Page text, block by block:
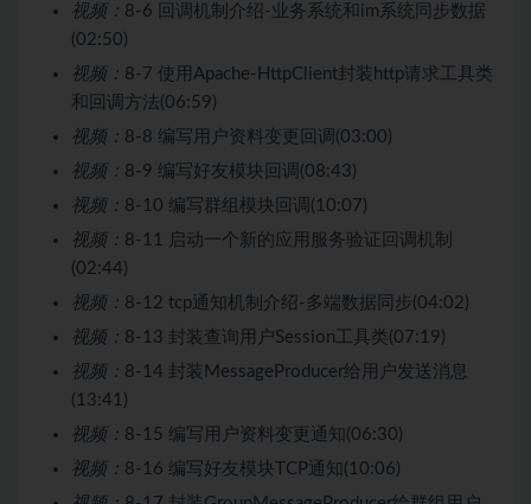
视频： 8-6 回调机制介绍-业务系统和im系统同步数据
(02:50)
视频： 8-7 使用Apache-HttpClient封装http请求工具类
和回调方法(06:59)
视频： 8-8 编写用户资料变更回调(03:00)
视频： 8-9 编写好友模块回调(08:43)
视频： 8-10 编写群组模块回调(10:07)
视频： 8-11 启动一个新的应用服务验证回调机制
(02:44)
视频： 8-12 tcp通知机制介绍-多端数据同步(04:02)
视频： 8-13 封装查询用户Session工具类(07:19)
视频： 8-14 封装MessageProducer给用户发送消息
(13:41)
视频： 8-15 编写用户资料变更通知(06:30)
视频： 8-16 编写好友模块TCP通知(10:06)